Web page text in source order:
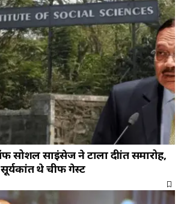
सोशल साइंसेज ने टाला दीक्षांत समारोह,
थे चीफ गेस्ट